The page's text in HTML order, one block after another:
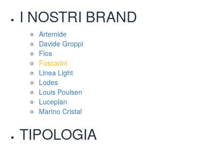
I NOSTRI BRAND
Artemide
Davide Groppi
Flos
Foscarini
Linea Light
Lodes
Louis Poulsen
Luceplan
Marino Cristal
TIPOLOGIA